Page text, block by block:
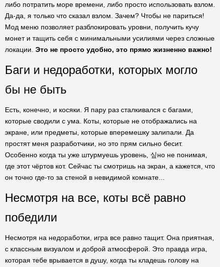
либо потратить море времени, либо просто использовать взлом.
Да-да, я только что сказал взлом. Зачем? Чтобы не париться!
Мод меню позволяет разблокировать уровни, получить кучу
монет и тащить себя с минимальными усилиями через сложные
локации. Это не просто удобно, это прямо жизненно важно!
Баги и недоработки, которых могло
бы не быть
Есть, конечно, и косяки. Я пару раз сталкивался с багами,
которые сводили с ума. Коты, которые не отображались на
экране, или предметы, которые вперемешку залипали. Да
простят меня разработчики, но это прям сильно бесит.
Особенно когда ты уже штурмуешь уровень, 싶но не понимая,
где этот чёртов кот. Сейчас ты смотришь на экран, а кажется, что
он точно где-то за стеной в невидимой комнате...
Несмотря на все, коты всё равно
победили
Несмотря на недоработки, игра все равно тащит. Она приятная,
с классным визуалом и доброй атмосферой. Это правда игра,
которая тебе врывается в душу, когда ты кладешь голову на